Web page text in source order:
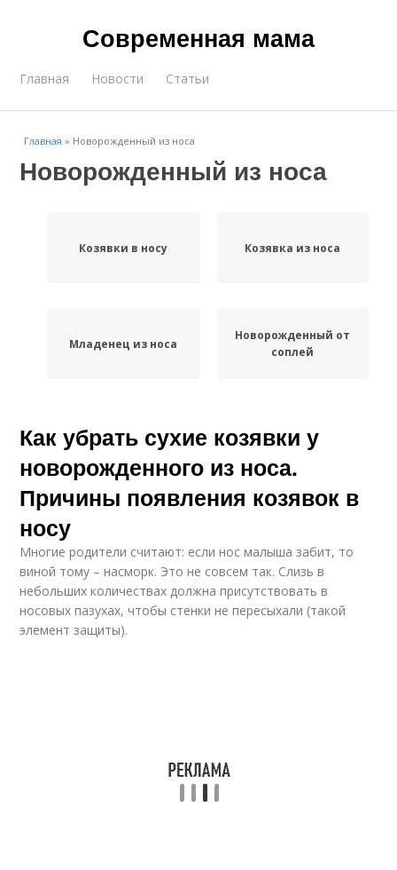
Современная мама
Главная Новости Статьи
Главная » Новорожденный из носа
Новорожденный из носа
Козявки в носу Козявка из носа
Младенец из носа
Новорожденный от
соплей
Как убрать сухие козявки у
новорожденного из носа.
Причины появления козявок в
носу
Многие родители считают: если нос малыша забит, то
виной тому – насморк. Это не совсем так. Слизь в
небольших количествах должна присутствовать в
носовых пазухах, чтобы стенки не пересыхали (такой
элемент защиты).